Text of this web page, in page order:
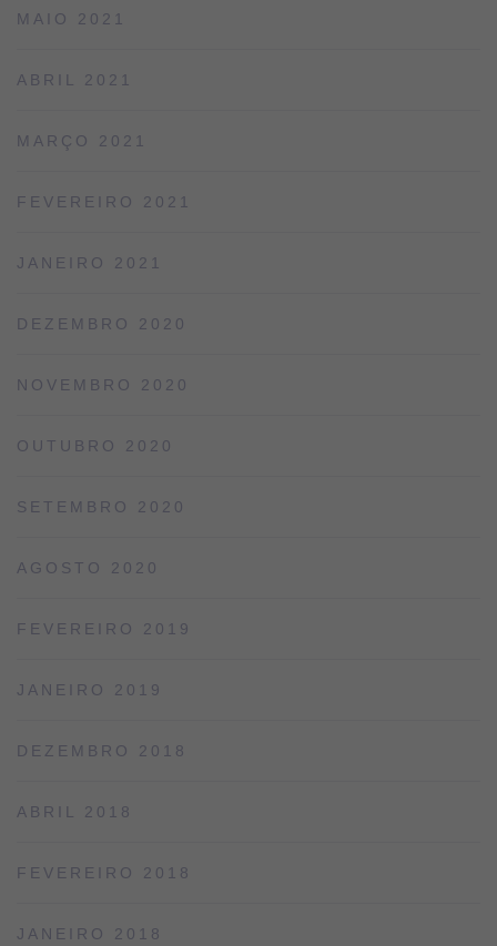
MAIO 2021
ABRIL 2021
MARÇO 2021
FEVEREIRO 2021
JANEIRO 2021
DEZEMBRO 2020
NOVEMBRO 2020
OUTUBRO 2020
SETEMBRO 2020
AGOSTO 2020
FEVEREIRO 2019
JANEIRO 2019
DEZEMBRO 2018
ABRIL 2018
FEVEREIRO 2018
JANEIRO 2018